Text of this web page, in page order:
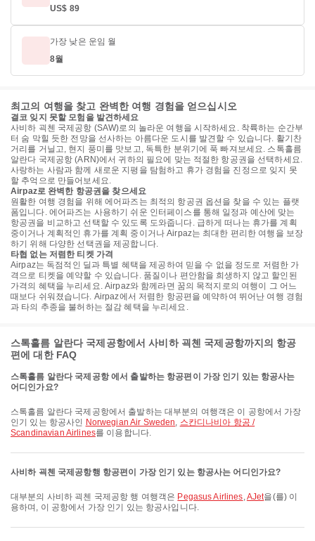
US$ 89
가장 낮은 운임 월
8월
최고의 여행을 찾고 완벽한 여행 경험을 얻으십시오
결코 잊지 못할 모험을 발견하세요
사비하 괵첸 국제공항 (SAW)로의 놀라운 여행을 시작하세요. 착륙하는 순간부
터 숨 막힐 듯한 전망을 선사하는 아름다운 도시를 발견할 수 있습니다. 활기찬
거리를 거닐고, 현지 풍미를 맛보고, 독특한 분위기에 푹 빠져보세요. 스톡홀름
알란다 국제공항 (ARN)에서 귀하의 필요에 맞는 적절한 항공권을 선택하세요.
사랑하는 사람과 함께 새로운 지평을 탐험하고 휴가 경험을 진정으로 잊지 못
할 추억으로 만들어보세요.
Airpaz로 완벽한 항공권을 찾으세요
원활한 여행 경험을 위해 에어파즈는 최적의 항공권 옵션을 찾을 수 있는 플랫
폼입니다. 에어파즈는 사용하기 쉬운 인터페이스를 통해 일정과 예산에 맞는
항공권을 비교하고 선택할 수 있도록 도와줍니다. 급하게 떠나는 휴가를 계획
중이거나 계획적인 휴가를 계획 중이거나 Airpaz는 최대한 편리한 여행을 보장
하기 위해 다양한 선택권을 제공합니다.
타협 없는 저렴한 티켓 가격
Airpaz는 독점적인 딜과 특별 혜택을 제공하여 믿을 수 없을 정도로 저렴한 가
격으로 티켓을 예약할 수 있습니다. 품질이나 편안함을 희생하지 않고 할인된
가격의 혜택을 누리세요. Airpaz와 함께라면 꿈의 목적지로의 여행이 그 어느
때보다 쉬워졌습니다. Airpaz에서 저렴한 항공편을 예약하여 뛰어난 여행 경험
과 타의 추종을 불허하는 절감 혜택을 누리세요.
스톡홀름 알란다 국제공항에서 사비하 괵첸 국제공항까지의 항공
편에 대한 FAQ
스톡홀름 알란다 국제공항 에서 출발하는 항공편이 가장 인기 있는 항공사는
어디인가요?
스톡홀름 알란다 국제공항에서 출발하는 대부분의 여행객은 이 공항에서 가장
인기 있는 항공사인 Norwegian Air Sweden, 스칸디나비아 항공 /
Scandinavian Airlines를 이용합니다.
사비하 괵첸 국제공항행 항공편이 가장 인기 있는 항공사는 어디인가요?
대부분의 사비하 괵첸 국제공항 행 여행객은 Pegasus Airlines,AJet을(를) 이
용하며, 이 공항에서 가장 인기 있는 항공사입니다.